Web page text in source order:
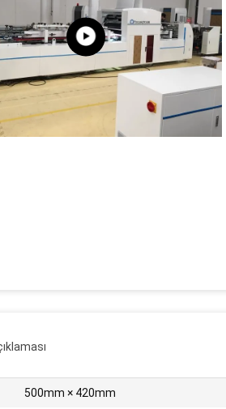
500mm × 420mm